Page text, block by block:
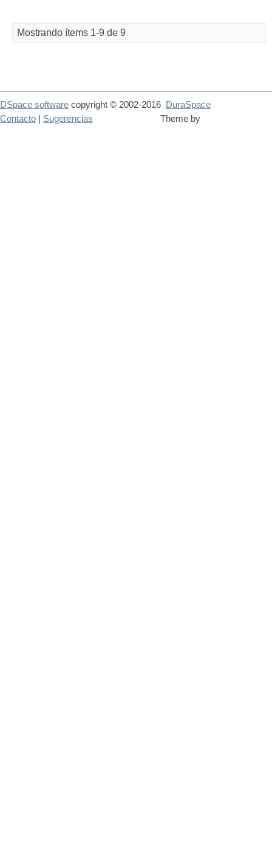
Mostrando ítems 1-9 de 9
DSpace software copyright © 2002-2016
DuraSpace
Theme by
Contacto Sugerencias